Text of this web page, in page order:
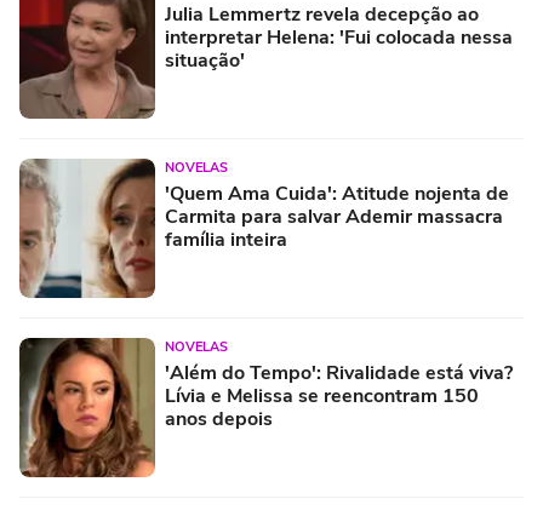
Julia Lemmertz revela decepção ao
interpretar Helena: 'Fui colocada nessa
situação'
NOVELAS
'Quem Ama Cuida': Atitude nojenta de
Carmita para salvar Ademir massacra
família inteira
NOVELAS
'Além do Tempo': Rivalidade está viva?
Lívia e Melissa se reencontram 150
anos depois